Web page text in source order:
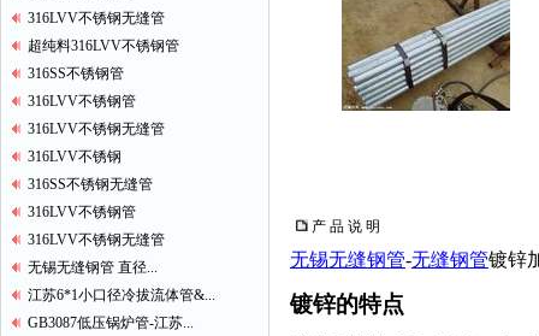
316LVV不锈钢无缝管
超纯料316LVV不锈钢管
316SS不锈钢管
316LVV不锈钢管
316LVV不锈钢无缝管
316LVV不锈钢
316SS不锈钢无缝管
316LVV不锈钢管
316LVV不锈钢无缝管
无锡无缝钢管 直径...
江苏6*1小口径冷拔流体管&...
GB3087低压锅炉管-江苏...
产 品 说 明
无锡无缝钢管-无缝钢管镀锌
镀锌的特点